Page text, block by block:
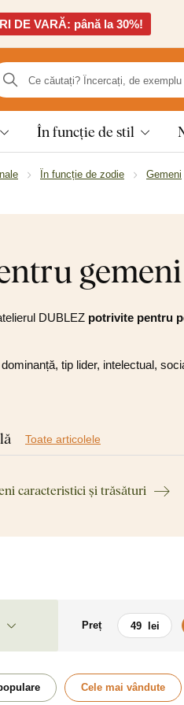
DE VARĂ: până la 30%!
În funcție de stil
În funcție de zodie Gemeni
gemeni
DUBLEZ potrivite pentru
dominanță, tip lider, intelectual,
Toate articolele
caracteristici și trăsături
Preț
Motiv
Poligonal
Cele mai vândute